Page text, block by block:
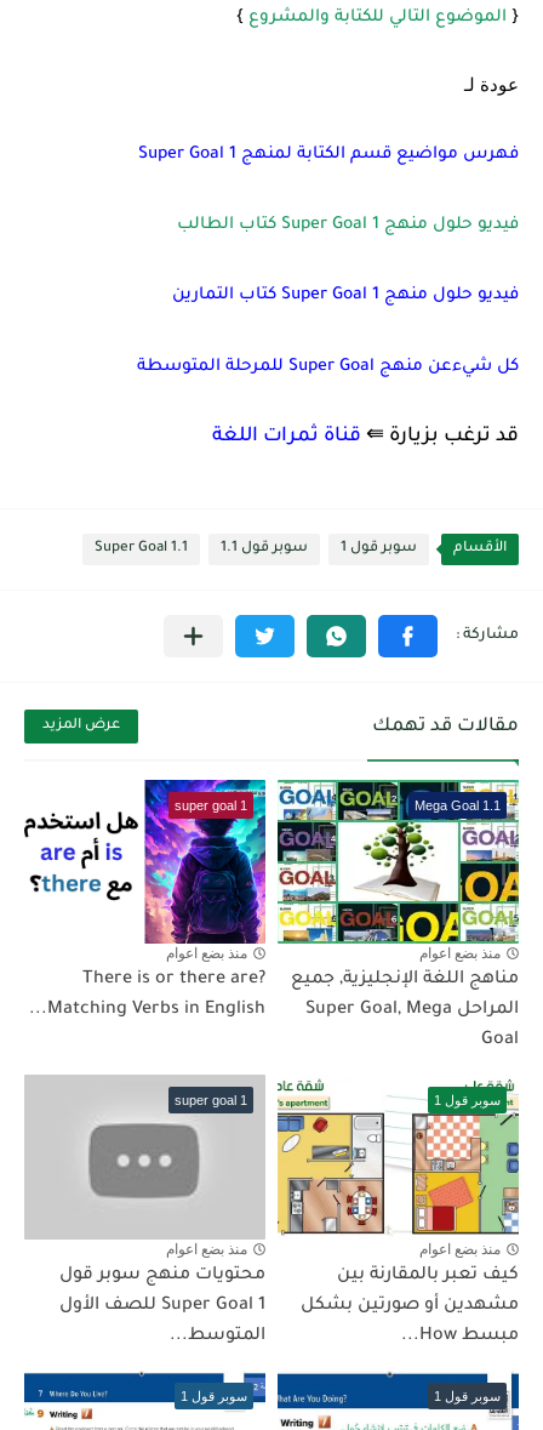
{ الموضوع التالي للكتابة والمشروع }
عودة لـ
فهرس مواضيع قسم الكتابة لمنهج 1 Super Goal
فيديو حلول منهج Super Goal 1 كتاب الطالب
فيديو حلول منهج Super Goal 1 كتاب التمارين
كل شيءعن منهج Super Goal للمرحلة المتوسطة
قد ترغب بزيارة ⇚ قناة ثمرات اللغة
الأقسام سوبر قول 1 سوبر قول 1.1 Super Goal 1.1
مقالات قد تهمك عرض المزيد
Mega Goal 1.1
منذ بضع اعوام
مناهج اللغة الإنجليزية, جميع
المراحل Super Goal, Mega
Goal
super goal 1
منذ بضع اعوام
There is or there are?
Matching Verbs in English...
سوبر قول 1
منذ بضع اعوام
كيف تعبر بالمقارنة بين
مشهدين أو صورتين بشكل
مبسط How...
super goal 1
منذ بضع اعوام
محتويات منهج سوبر قول
Super Goal 1 للصف الأول
المتوسط...
سوبر قول 1 سوبر قول 1